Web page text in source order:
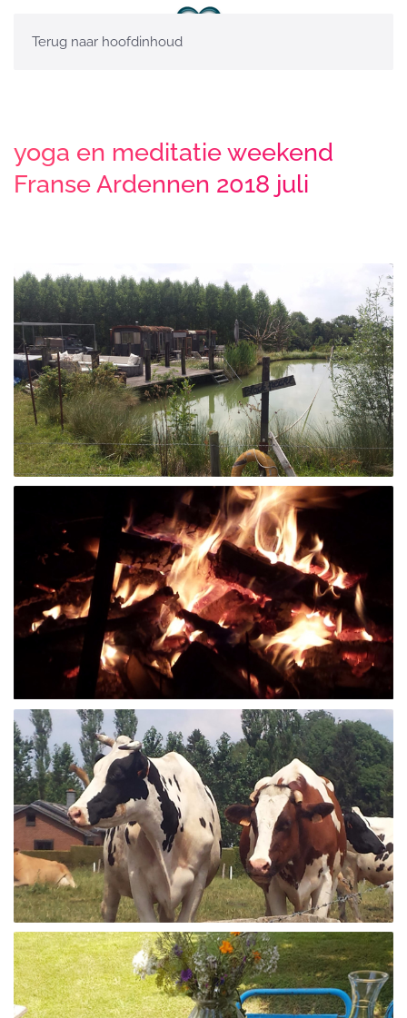
Terug naar hoofdinhoud
yoga en meditatie weekend
Franse Ardennen 2018 juli